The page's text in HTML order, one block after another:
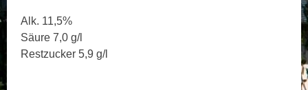
Alk. 11,5%
Säure 7,0 g/l
Restzucker 5,9 g/l